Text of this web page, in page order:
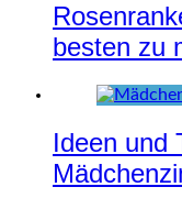
besten zu
Ideen und